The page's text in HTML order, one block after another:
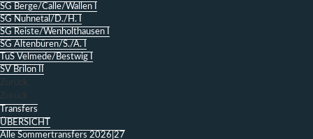
SG Berge/Calle/Wallen I
SG Nuhnetal/D./H. I
SG Reiste/Wenholthausen I
SG Altenbüren/S./A. I
TuS Velmede/Bestwig I
SV Brilon II
Zurück
Zurück
Transfers
ÜBERSICHT
Alle Sommertransfers 2026|27